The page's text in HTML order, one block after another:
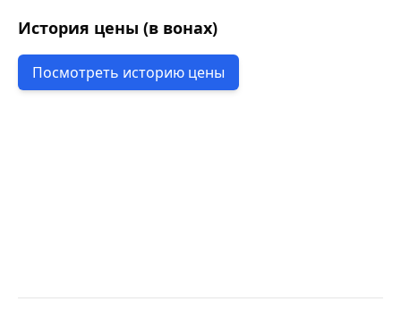
История цены (в вонах)
Посмотреть историю цены